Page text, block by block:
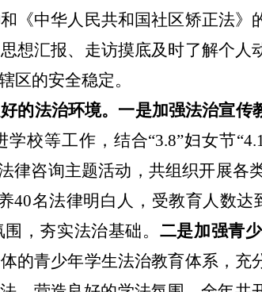
《中华人民共和国社区矫正法》
想汇报、走访摸底及时了解个
区的安全稳定。
的法治环境。 一是加强法治宣传
学校等工作，结合“3.8”妇女节
律咨询主题活动，共组织开展各
40名法律明白人，受教育人数达
，夯实法治基础。 二是加强青
的青少年学生法治教育体系，